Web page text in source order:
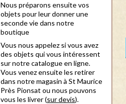
Nous préparons ensuite vos
objets pour leur donner une
seconde vie dans notre
boutique
Vous nous appelez si vous avez
des objets qui vous intéressent
sur notre catalogue en ligne.
Vous venez ensuite les retirer
dans notre magasin à St Maurice
Près Pionsat ou nous pouvons
vous les livrer (sur devis).